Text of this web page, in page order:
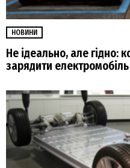
НОВИНИ
Не ідеально, але гідно:
зарядити